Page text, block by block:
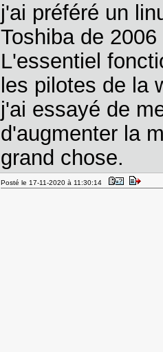
j'ai préféré un
Toshiba de
L'essentiel
les pilotes de la
j'ai essayé de
d'augmenter la
grand chose.
Posté le 17-11-2020 à 11:30:14